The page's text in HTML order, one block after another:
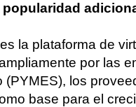
la plataforma de
por las
(PYMES), los
base para el